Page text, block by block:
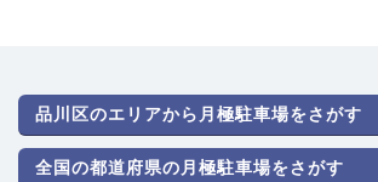
品川区のエリアから月極駐車場をさがす
全国の都道府県の月極駐車場をさがす